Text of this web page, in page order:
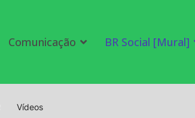
Comunicação BR Social [Mural]
Vídeos